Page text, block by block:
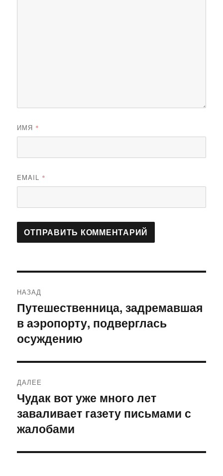
ИМЯ *
EMAIL *
по
записям
НАЗАД
Предыдущая
запись:
Путешественница, задремавшая
в аэропорту, подверглась
осуждению
ДАЛЕЕ
Следующая
запись:
Чудак вот уже много лет
заваливает газету письмами с
жалобами